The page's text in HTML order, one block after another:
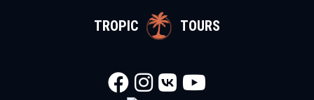
TROPIC TOURS